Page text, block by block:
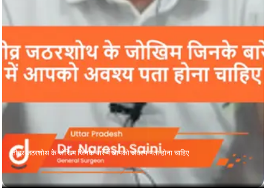
तीव्र जठरशोथ के जोखिम जिनके बारे में आपको अवश्य पता होना चाहिए